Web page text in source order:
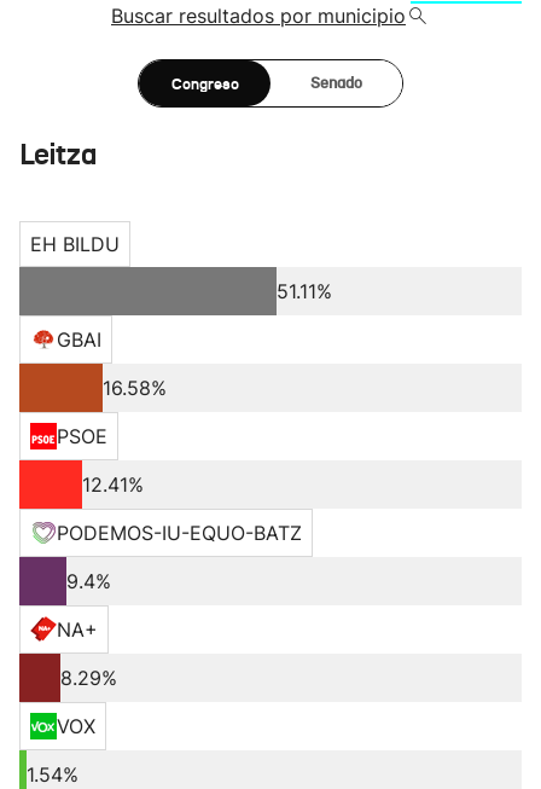
Buscar resultados por municipio
Congreso Senado
Leitza
EH BILDU
51.11%
GBAI
16.58%
PSOE
12.41%
PODEMOS-IU-EQUO-BATZ
9.4%
NA+
8.29%
VOX
1.54%